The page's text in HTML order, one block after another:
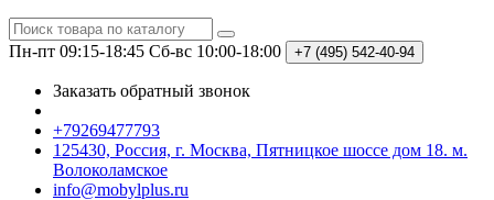
Пн-пт 09:15-18:45 Сб-вс 10:00-18:00 +7 (495) 542-40-94
Заказать обратный звонок
+79269477793
125430, Россия, г. Москва, Пятницкое шоссе дом 18. м.
Волоколамское
info@mobylplus.ru